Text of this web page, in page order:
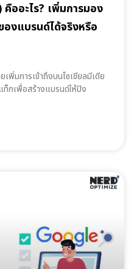
อะไร? เพิ่มการมอง
งแบรนด์ได้จริงหรือ
พิ่มการเข้าถึงบนโซเชียลมีเดีย
ท็กเพื่อสร้างแบรนด์ให้ปัง